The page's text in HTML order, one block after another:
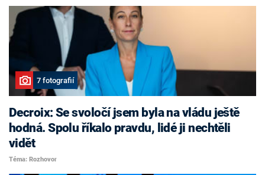
7 fotografií
Decroix: Se svoločí jsem byla na vládu ještě
hodná. Spolu říkalo pravdu, lidé ji nechtěli
vidět
Téma: Rozhovor